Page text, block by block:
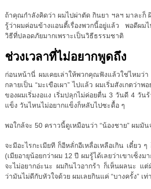
ถ้าคุณกำลังคิดว่า ผมไปผ่าตัด กินยา ฯลฯ มาละก็
รู้ว่าผมค่อนข้างแอนตี้เรื่องพวกนี้อยู่แล้ว พอดีผม
วิธีที่ปลอดภัยมากเพราะเป็นวิธีธรรมชาติ
ช่วงเวลาที่ไม่อยากพูดถึง
ก่อนหน้านี่ ผมเคยเล่าให้พวกคุณฟังแล้วใช่ไหมว่า
กลายเป็น “มะเขือเผา” ไปแล้ว ผมเริ่มสังเกตว่าพ
ของผมเริ่มงอแง เริ่มปลุกไม่ค่อยตื่น 3 วันดี 4 วัน
แข็ง วันไหนไม่อยากแข็งก็หลับไปซะดื้อ ๆ
พอใกล้จะ 50 คราวนี้ดูเหมือนว่า “น้องชาย” ผมมั
จะมีอะไรกะเมียที ก็อีหลั่กอีเหลื่อเหลือเกิน เดี๋ยว ๆ
(เมียอายุน้อยกว่าผม 12 ปี ผมรู้ได้เลยว่าเขาเซ็งม
จะไม่อยากอ่ะนะ ผมกินไวอากร้า ก็เห็นผลนะ แ
ว่ามันไม่ดีกับหัวใจด้วย ผมเลยกินแค่ “บางครั้ง” เ